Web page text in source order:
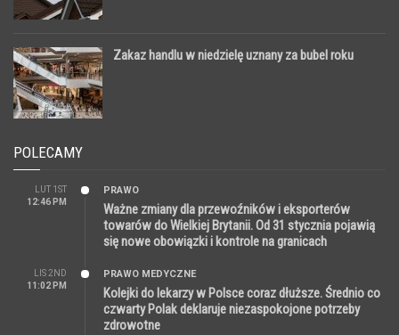
Zakaz handlu w niedzielę uznany za bubel roku
POLECAMY
LUT 1ST
12:46 PM
PRAWO
Ważne zmiany dla przewoźników i eksporterów
towarów do Wielkiej Brytanii. Od 31 stycznia pojawią
się nowe obowiązki i kontrole na granicach
LIS 2ND
11:02 PM
PRAWO MEDYCZNE
Kolejki do lekarzy w Polsce coraz dłuższe. Średnio co
czwarty Polak deklaruje niezaspokojone potrzeby
zdrowotne